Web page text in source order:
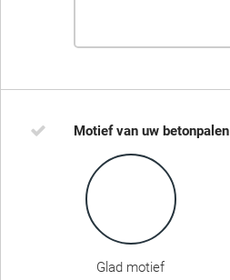
Motief van uw betonpalen
Glad motief